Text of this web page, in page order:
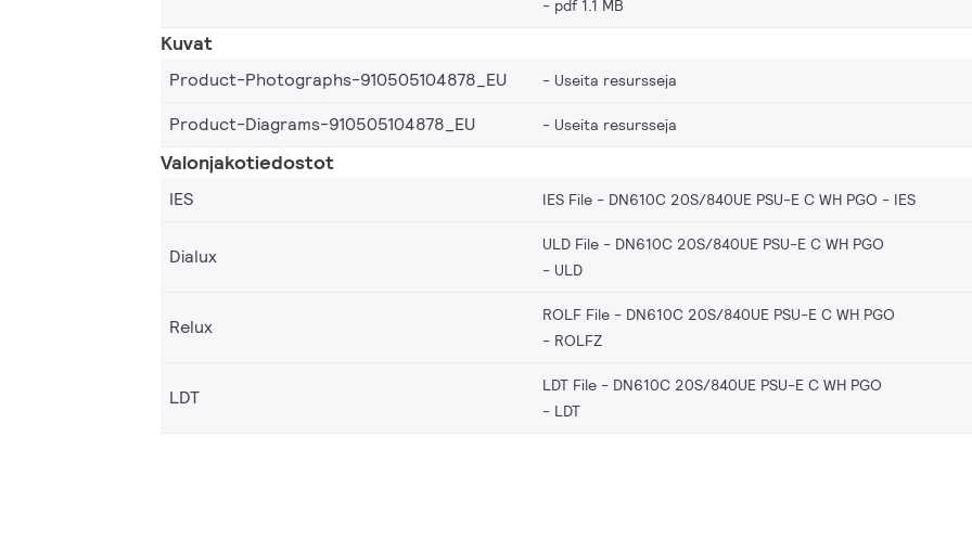
pdf 1.1 MB
Kuvat
Product-Photographs-910505104878_EU Useita resursseja
Product-Diagrams-910505104878_EU
Useita resursseja
Valonjakotiedostot
IES IES File - DN610C 20S/840UE PSU-E C WH PGO IES
Dialux
ULD File - DN610C 20S/840UE PSU-E C WH PGO
ULD
Relux
ROLF File - DN610C 20S/840UE PSU-E C WH PGO
ROLFZ
LDT
LDT File - DN610C 20S/840UE PSU-E C WH PGO
LDT